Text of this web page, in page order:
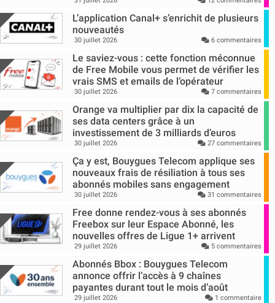
L’application Canal+ s’enrichit de plusieurs
nouveautés
30 juillet 2026 6 commentaires
Le saviez-vous : cette fonction méconnue
de Free Mobile vous permet de vérifier les
vrais SMS et emails de l’opérateur
30 juillet 2026 7 commentaires
Orange va multiplier par dix la capacité de
ses data centers grâce à un
investissement de 3 milliards d’euros
30 juillet 2026 27 commentaires
Ça y est, Bouygues Telecom applique ses
nouveaux frais de résiliation à tous ses
abonnés mobiles sans engagement
30 juillet 2026 31 commentaires
Free donne rendez-vous à ses abonnés
Freebox sur leur Espace Abonné, les
nouvelles offres de Ligue 1+ arrivent
29 juillet 2026 5 commentaires
Abonnés Bbox : Bouygues Telecom
annonce offrir l’accès à 9 chaînes
payantes durant tout le mois d’août
29 juillet 2026 1 commentaire